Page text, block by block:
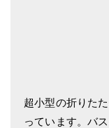
超小型の折りた
っています。バ